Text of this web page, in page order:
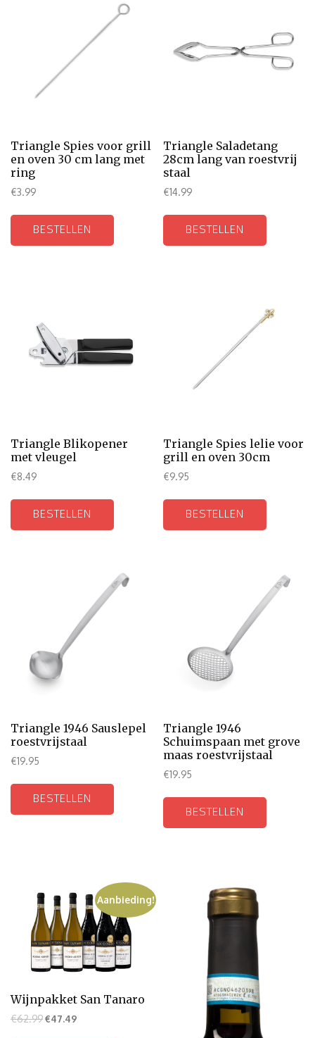
Triangle Spies voor grill
en oven 30 cm lang met
ring
€3.99
BESTELLEN
Triangle Saladetang
28cm lang van roestvrij
staal
€14.99
BESTELLEN
Triangle Blikopener
met vleugel
€8.49
BESTELLEN
Triangle Spies lelie voor
grill en oven 30cm
€9.95
BESTELLEN
Triangle 1946 Sauslepel
roestvrijstaal
€19.95
BESTELLEN
Triangle 1946
Schuimspaan met grove
maas roestvrijstaal
€19.95
BESTELLEN
Aanbieding!
Wijnpakket San Tanaro
€62.99€47.49